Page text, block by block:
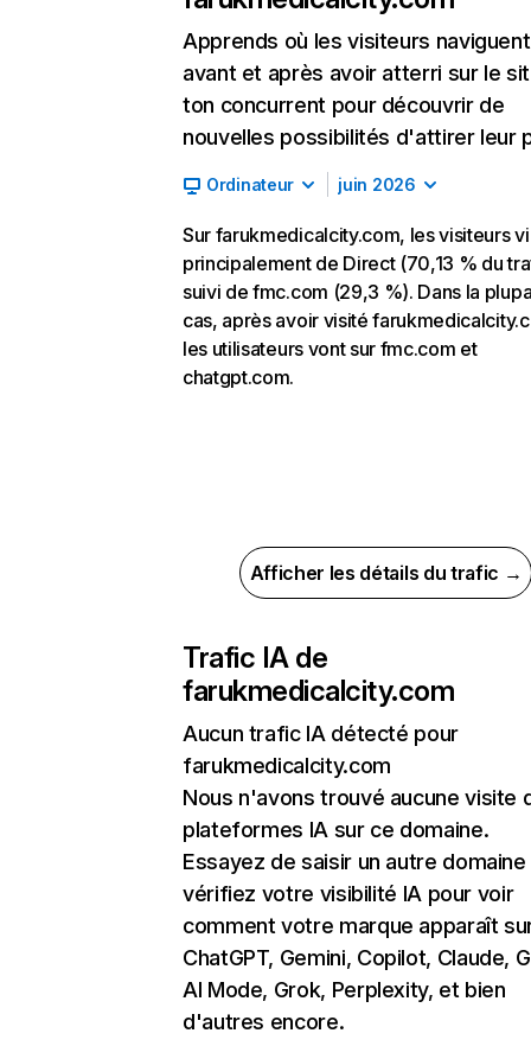
Apprends où les visiteurs naviguent
avant et après avoir atterri sur le
ton concurrent pour découvrir de
nouvelles possibilités d'attirer leur
Ordinateur juin 2026
Sur farukmedicalcity.com, les visiteurs
principalement de Direct (70,13 % du
suivi de fmc.com (29,3 %). Dans la
cas, après avoir visité
les utilisateurs vont sur fmc.com et
chatgpt.com.
Afficher les détails du trafic →
Trafic IA de
farukmedicalcity.com
Aucun trafic IA détecté pour
farukmedicalcity.com
Nous n'avons trouvé aucune visite
plateformes IA sur ce domaine.
Essayez de saisir un autre domaine
vérifiez votre visibilité IA pour voir
comment votre marque apparaît
ChatGPT, Gemini, Copilot, Claude,
AI Mode, Grok, Perplexity, et bien
d'autres encore.